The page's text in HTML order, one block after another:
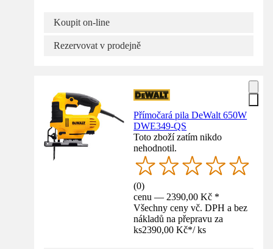
Koupit on-line
Rezervovat v prodejně
Přímočará pila DeWalt 650W
DWE349-QS
Toto zboží zatím nikdo
nehodnotil.
(0)
cenu — 2390,00 Kč *
Všechny ceny vč. DPH a bez
nákladů na přepravu za
ks2390,00 Kč*/ ks